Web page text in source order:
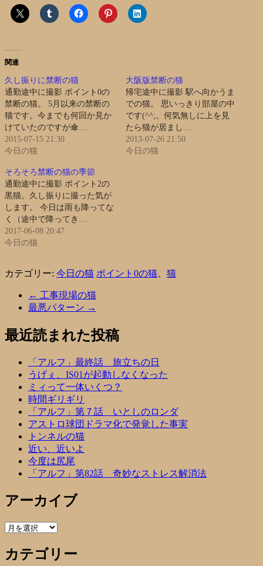
関連
久し振りに禁断の猫
通勤途中に撮影 ポイント0の
禁断の猫。 5月以来の禁断の
猫です。今までも何回か見か
けていたのですが傘…
2015-07-15 21:30
今日の猫
大阪版禁断の猫
帰宅途中に撮影 駅へ向かうま
での猫。 思いっきり部屋の中
です(^^;。何気無しに上を見
たら猫が居まし…
2013-07-26 21:50
今日の猫
そろそろ禁断の猫の季節
通勤途中に撮影 ポイント2の
黒猫。久し振りに撮った気が
します。 今日は雨も降ってな
く（途中で降ってき…
2017-06-08 20:47
今日の猫
カテゴリー: 今日の猫 ポイント0の猫 猫
← 工事現場の猫
最悪パターン →
最近読まれた投稿
「アルフ」最終話 旅立ちの日
うげぇ、IS01が起動しなくなった
ミィって一体いくつ？
時間ギリギリ
「アルフ」第７話 いとしのロンダ
アストロ球団ドラマ化で発覚した事実
トンネルの猫
近い、近いよ
今度は尻尾
「アルフ」第82話 奇妙なストレス解消法
アーカイブ
ア
カ
カテゴリー